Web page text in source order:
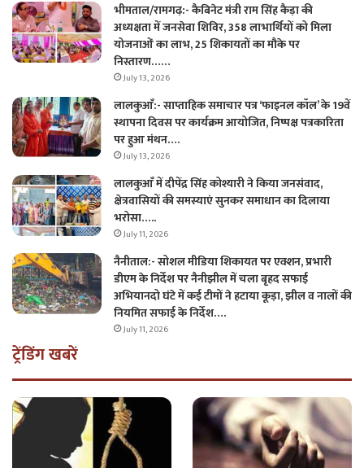
भीमताल/रामगढ़:- कैबिनेट मंत्री राम सिंह कैड़ा की
अध्यक्षता में जनसेवा शिविर, 358 लाभार्थियों को मिला
योजनाओं का लाभ, 25 शिकायतों का मौके पर
निस्तारण……
July 13, 2026
लालकुआँ:- साप्ताहिक समाचार पत्र ‘फाइनल कॉल’ के 19वें
स्थापना दिवस पर कार्यक्रम आयोजित, निष्पक्ष पत्रकारिता
पर हुआ मंथन….
July 13, 2026
लालकुआँ में दीपेंद्र सिंह कोश्यारी ने किया जनसंवाद,
क्षेत्रवासियों की समस्याएं सुनकर समाधान का दिलाया
भरोसा…..
July 11, 2026
नैनीताल:- सोशल मीडिया शिकायत पर एक्शन, प्रभारी
डीएम के निर्देश पर नैनीझील में चला बृहद सफाई
अभियानदो घंटे में कई टीमों ने हटाया कूड़ा, झील व नालों की
नियमित सफाई के निर्देश….
July 11, 2026
ट्रेंडिंग खबरें